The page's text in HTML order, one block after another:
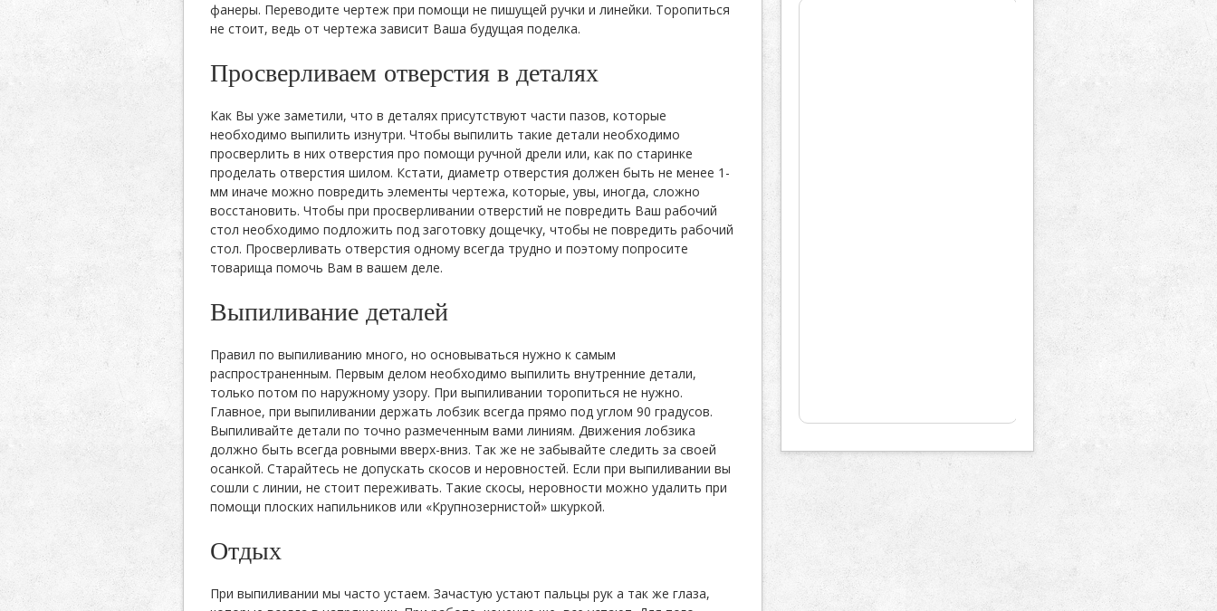
фанеры. Переводите чертеж при помощи не пишущей ручки и линейки. Торопиться
не стоит, ведь от чертежа зависит Ваша будущая поделка.
Просверливаем отверстия в деталях
Как Вы уже заметили, что в деталях присутствуют части пазов, которые
необходимо выпилить изнутри. Чтобы выпилить такие детали необходимо
просверлить в них отверстия про помощи ручной дрели или, как по старинке
проделать отверстия шилом. Кстати, диаметр отверстия должен быть не менее 1-
мм иначе можно повредить элементы чертежа, которые, увы, иногда, сложно
восстановить. Чтобы при просверливании отверстий не повредить Ваш рабочий
стол необходимо подложить под заготовку дощечку, чтобы не повредить рабочий
стол. Просверливать отверстия одному всегда трудно и поэтому попросите
товарища помочь Вам в вашем деле.
Выпиливание деталей
Правил по выпиливанию много, но основываться нужно к самым
распространенным. Первым делом необходимо выпилить внутренние детали,
только потом по наружному узору. При выпиливании торопиться не нужно.
Главное, при выпиливании держать лобзик всегда прямо под углом 90 градусов.
Выпиливайте детали по точно размеченным вами линиям. Движения лобзика
должно быть всегда ровными вверх-вниз. Так же не забывайте следить за своей
осанкой. Старайтесь не допускать скосов и неровностей. Если при выпиливании вы
сошли с линии, не стоит переживать. Такие скосы, неровности можно удалить при
помощи плоских напильников или «Крупнозернистой» шкуркой.
Отдых
При выпиливании мы часто устаем. Зачастую устают пальцы рук а так же глаза,